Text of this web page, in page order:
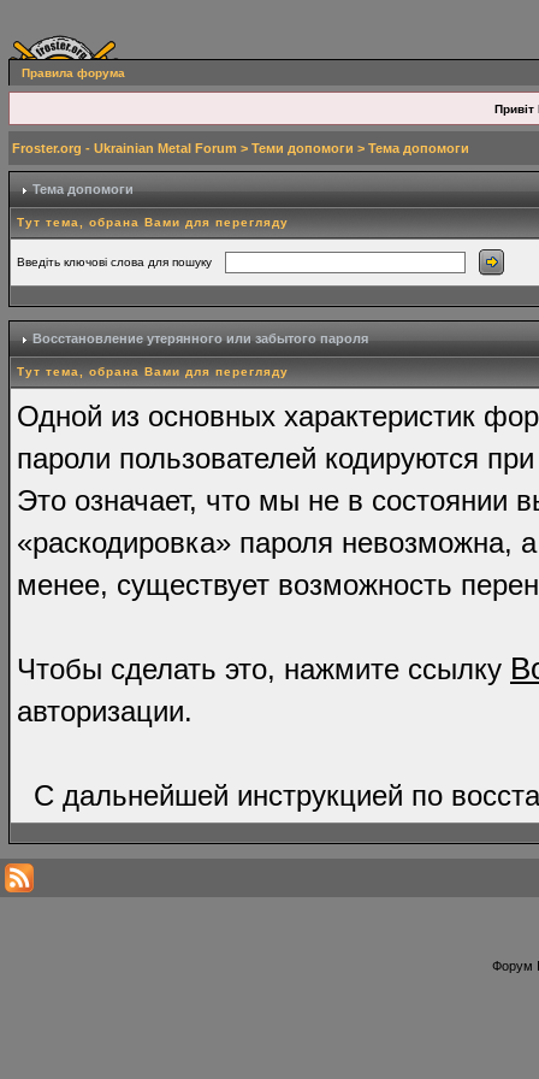
Правила форума
Привіт
Froster.org - Ukrainian Metal Forum > Теми допомоги > Тема допомоги
Тема допомоги
Тут тема, обрана Вами для перегляду
Введіть ключові слова для пошуку
Восстановление утерянного или забытого пароля
Тут тема, обрана Вами для перегляду
Одной из основных характеристик
пароли пользователей кодируются
Это означает, что мы не в состоянии
«раскодировка» пароля невозможна,
менее, существует возможность
Чтобы сделать это, нажмите ссылку
авторизации.
С дальнейшей инструкцией по
Форум